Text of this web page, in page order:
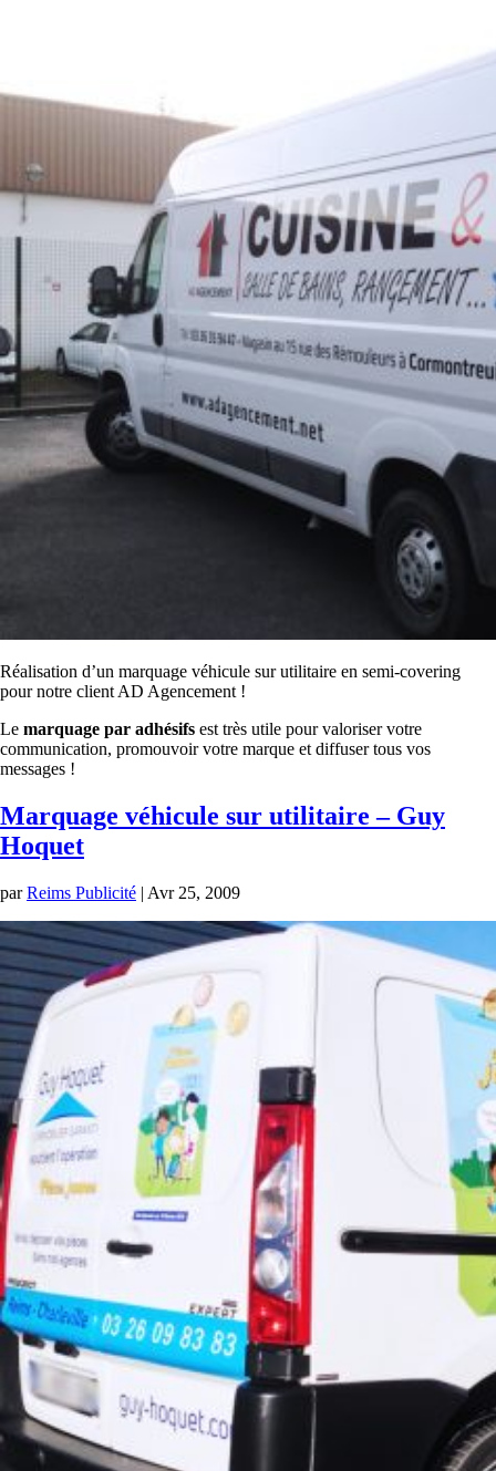
Réalisation d’un marquage véhicule sur utilitaire en semi-covering
pour notre client AD Agencement !
Le marquage par adhésifs est très utile pour valoriser votre
communication, promouvoir votre marque et diffuser tous vos
messages !
Marquage véhicule sur utilitaire – Guy
Hoquet
parReims Publicité | Avr 25, 2009